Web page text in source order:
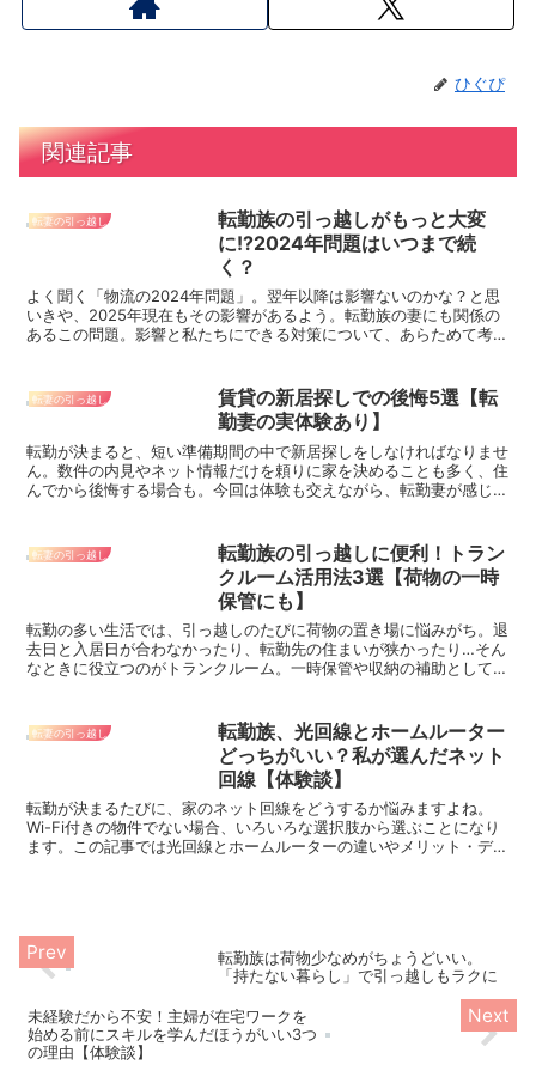
ひぐぴ
関連記事
転妻の引っ越し
転勤族の引っ越しがもっと大変
に!?2024年問題はいつまで続
く？
よく聞く「物流の2024年問題」。翌年以降は影響ないのかな？と思
いきや、2025年現在もその影響があるよう。転勤族の妻にも関係の
あるこの問題。影響と私たちにできる対策について、あらためて考え
転妻の引っ越し
賃貸の新居探しでの後悔5選【転
勤妻の実体験あり】
転勤が決まると、短い準備期間の中で新居探しをしなければなりませ
ん。数件の内見やネット情報だけを頼りに家を決めることも多く、住
んでから後悔する場合も。今回は体験も交えながら、転勤妻が感じや
転妻の引っ越し
転勤族の引っ越しに便利！トラン
クルーム活用法3選【荷物の一時
保管にも】
転勤の多い生活では、引っ越しのたびに荷物の置き場に悩みがち。退
去日と入居日が合わなかったり、転勤先の住まいが狭かったり…そん
なときに役立つのがトランクルーム。一時保管や収納の補助として使
転妻の引っ越し
転勤族、光回線とホームルーター
どっちがいい？私が選んだネット
回線【体験談】
転勤が決まるたびに、家のネット回線をどうするか悩みますよね。
Wi-Fi付きの物件でない場合、いろいろな選択肢から選ぶことになり
ます。この記事では光回線とホームルーターの違いやメリット・デメ
転勤族は荷物少なめがちょうどいい。
「持たない暮らし」で引っ越しもラクに
未経験だから不安！主婦が在宅ワークを
始める前にスキルを学んだほうがいい3つ
の理由【体験談】